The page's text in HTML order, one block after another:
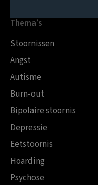
Thema’s
Stoornissen
Angst
Autisme
Burn-out
Bipolaire stoornis
Depressie
Eetstoornis
Hoarding
Psychose